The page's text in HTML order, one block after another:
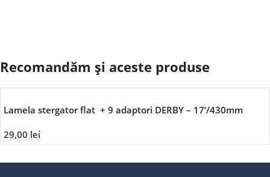
Recomandăm și aceste produse
Lamela stergator flat + 9 adaptori DERBY – 17’/430mm
29,00 lei